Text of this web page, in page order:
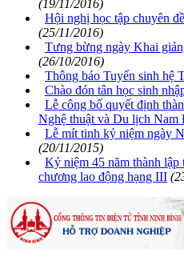
(19/11/2016)
Hội nghị học tập chuyên
(25/11/2016)
Tưng bừng ngày Khai
(26/10/2016)
Thông báo Tuyển sinh hệ
Chào đón tân học sinh
Lễ công bố quyết định
Nghệ thuật và Du lịch Nam
Lễ mít tinh kỷ niệm ngày
(20/11/2015)
Kỷ niệm 45 năm thành
chương lao động hạng III